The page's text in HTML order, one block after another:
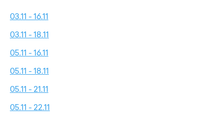
03.11 - 16.11
03.11 - 18.11
05.11 - 16.11
05.11 - 18.11
05.11 - 21.11
05.11 - 22.11